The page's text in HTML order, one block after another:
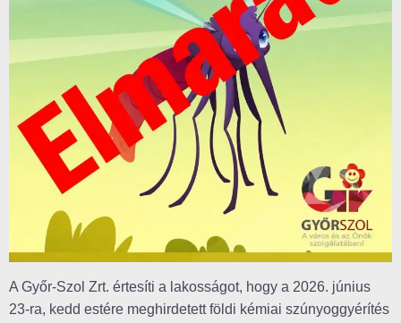
A Győr-Szol Zrt. értesíti a lakosságot, hogy a 2026. június
23-ra, kedd estére meghirdetett földi kémiai szúnyoggyérítés